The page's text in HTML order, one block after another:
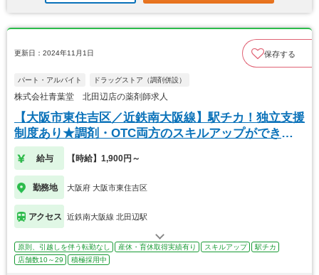
更新日：2024年11月1日 保存する
パート・アルバイト ドラッグストア（調剤併設）
株式会社青葉堂 北田辺店の薬剤師求人
【大阪市東住吉区／近鉄南大阪線】駅チカ！独立支援
制度あり★調剤・OTC両方のスキルアップができま
す！
給与 【時給】1,900円～
勤務地 大阪府 大阪市東住吉区
アクセス 近鉄南大阪線 北田辺駅
原則、引越しを伴う転勤なし 産休・育休取得実績有り スキルアップ
駅チカ
店舗数10～29
積極採用中